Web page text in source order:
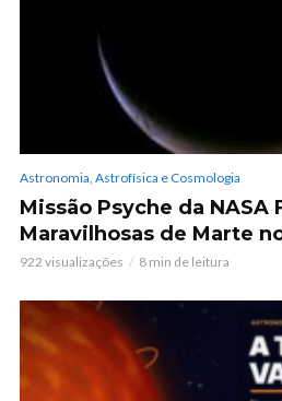
Astronomia, Astrofísica e Cosmologia
Missão Psyche da NASA
Maravilhosas de Marte
922 visualizações 8 min de leitura